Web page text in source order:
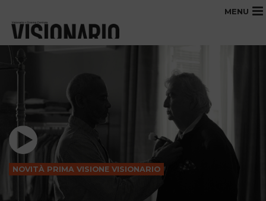
MENU
NOVITÀ PRIMA VISIONE VISIONARIO